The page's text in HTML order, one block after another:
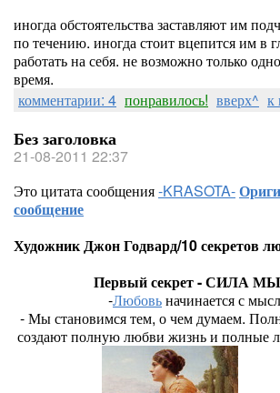
иногда обстоятельства заставляют им
по течению. иногда стоит вцепится им в
работать на себя. не возможно только
время.
комментарии: 4 понравилось! вверх^ к
Без заголовка
21-08-2011 22:37
Это цитата сообщения-KRASOTA-
сообщение
Художник Джон Годвард/10 секретов
Первый секрет - СИЛА
-Любовьначинается с
- Мы становимся тем, о чем думаем.
создают полную любви жизнь и полные